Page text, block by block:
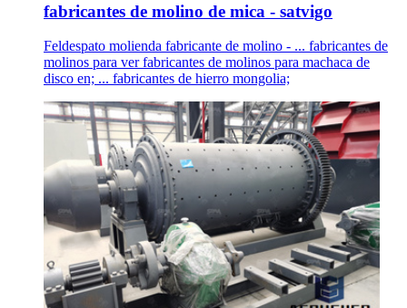
fabricantes de molino de mica - satvigo
Feldespato molienda fabricante de molino - ... fabricantes de
molinos para ver fabricantes de molinos para machaca de
disco en; ... fabricantes de hierro mongolia;